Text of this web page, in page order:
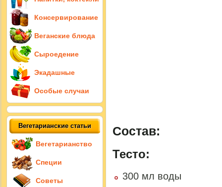
Состав:
Тесто:
300 мл воды
Консервирование
Веганские блюда
Сыроедение
Экадашные
Особые случаи
Вегетарианские статьи
Вегетарианство
Специи
Советы